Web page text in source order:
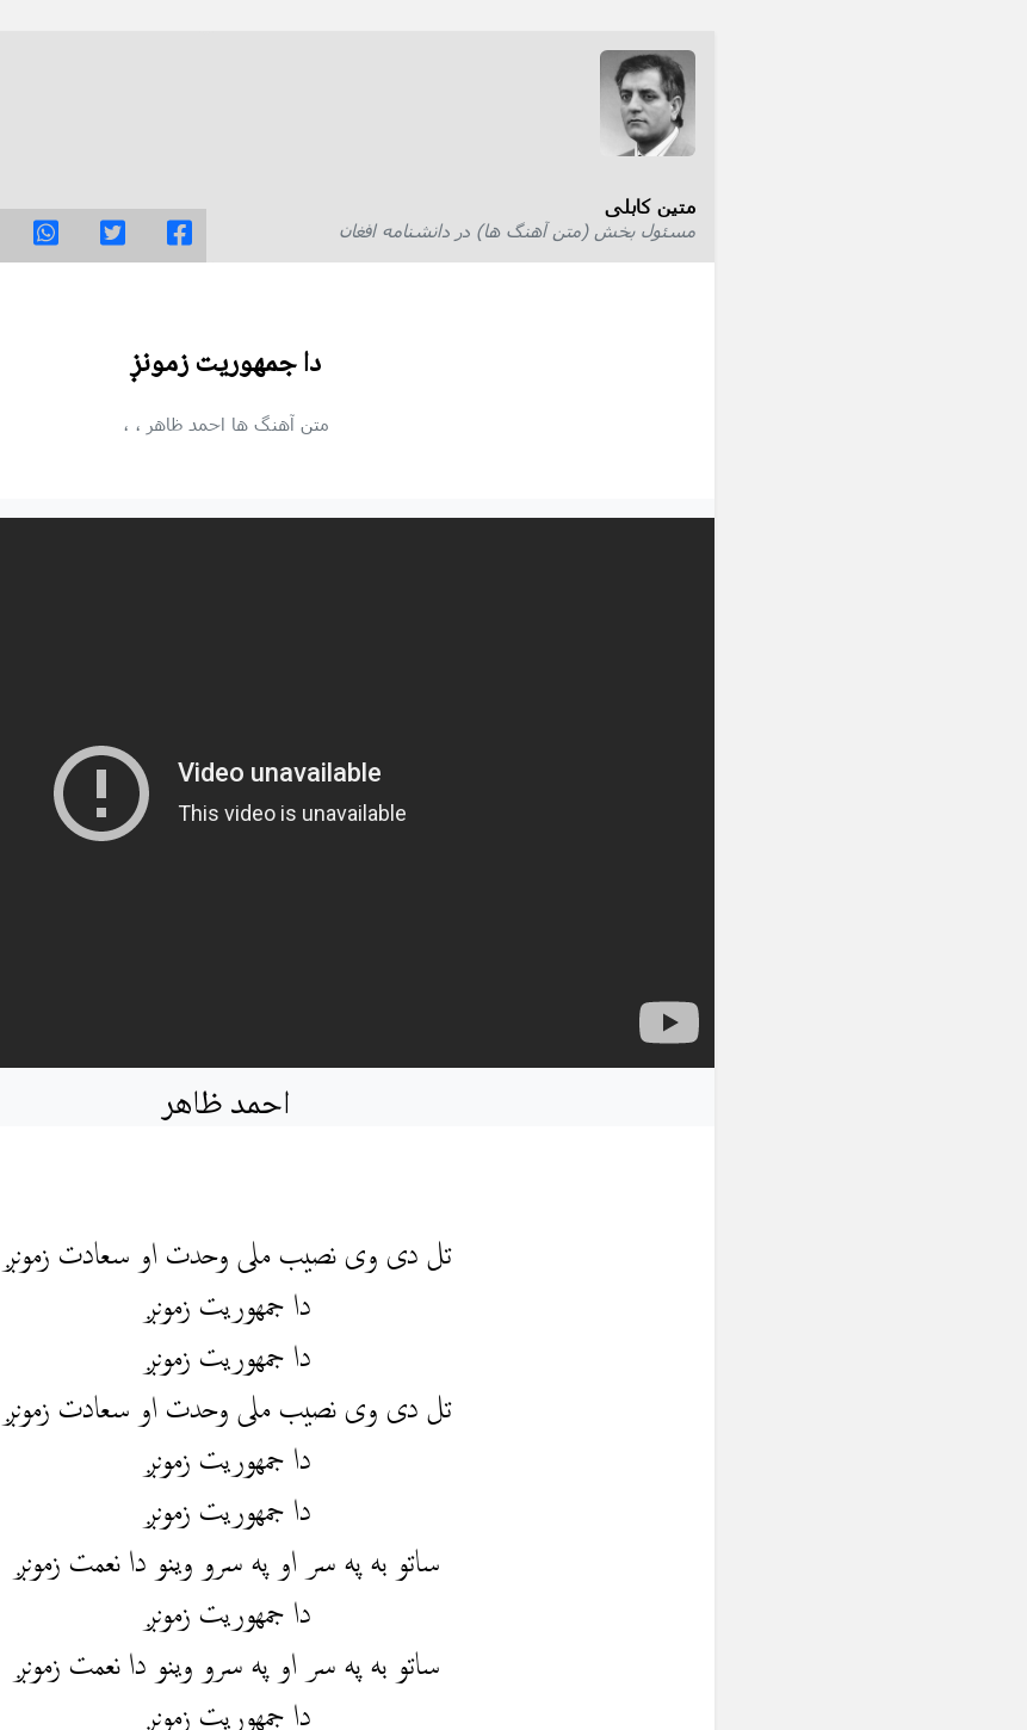
متین کابلی
مسئول بخش (متن آهنگ ها) در دانشنامه افغان
دا جمهوریت زمونږ
متن آهنگ ها احمد ظاهر ، ،
احمد ظاهر
تل دی وی نصیب ملی وحدت او سعادت زمونږ
دا جمهوریت زمونږ
دا جمهوریت زمونږ
تل دی وی نصیب ملی وحدت او سعادت زمونږ
دا جمهوریت زمونږ
دا جمهوریت زمونږ
ساتو به په سر او په سرو وینو دا نعمت زمونږ
دا جمهوریت زمونږ
ساتو به په سر او په سرو وینو دا نعمت زمونږ
دا جمهوریت زمونږ